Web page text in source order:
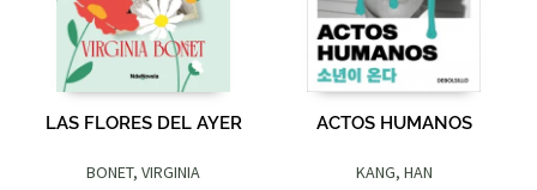
LAS FLORES DEL AYER
BONET, VIRGINIA
ACTOS HUMANOS
KANG, HAN